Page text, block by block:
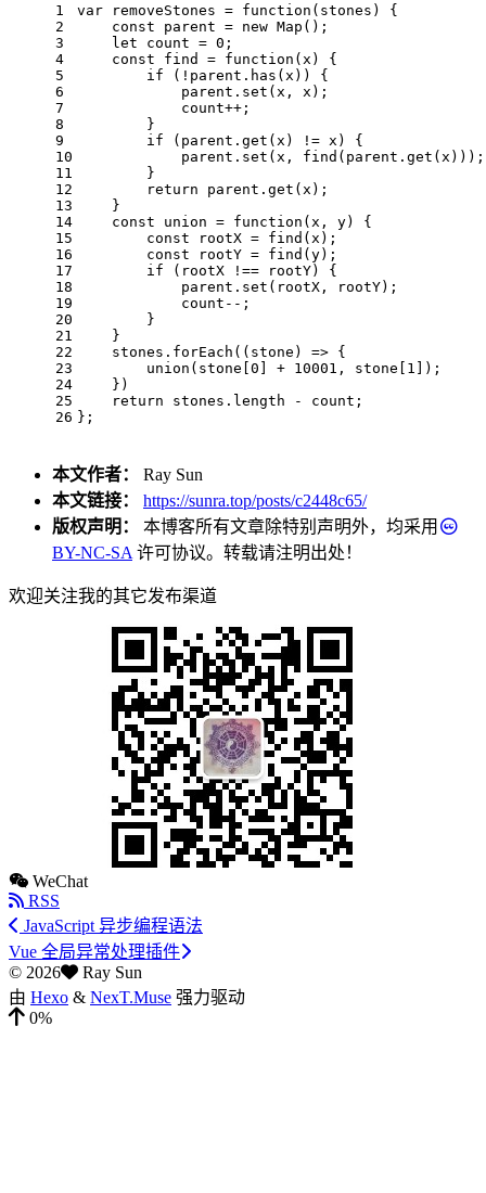
1
2
3
4
5
6
7
8
9
10
11
12
13
14
15
16
17
18
19
20
21
22
23
24
25
26
var removeStones = function ( stones ) {
const parent = new Map ();
let count = 0 ;
const find = function ( x ) {
if (!parent. has (x)) {
            parent.
set (x, x);
            count++;
        }
if (parent. get (x) != x) {
            parent.
set (x, find (parent. get (x)));
        }
return parent. get (x);
    }
const union = function ( x, y) {
const rootX = find (x);
const rootY = find (y);
if (rootX !== rootY) {
            parent.
set (rootX, rootY);
            count--;
        }
    }
    stones.
forEach ( ( stone ) => {
union (stone[ 0 ] + 10001 , stone[ 1
]);
    })
return stones. length - count;
};
本文作者：
Ray Sun
本文链接：
https://sunra.top/posts/c2448c65/
版权声明：
本博客所有文章除特别声明外，均采用
BY-NC-SA 许可协议。转载请注明出处！
欢迎关注我的其它发布渠道
WeChat
RSS
JavaScript 异步编程语法
Vue 全局异常处理插件
© 2026
Ray Sun
由 Hexo & NexT.Muse 强力驱动
0%